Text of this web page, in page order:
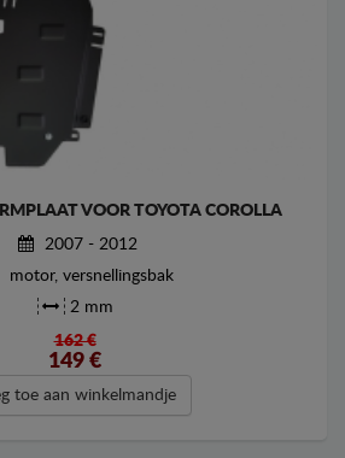
VOOR TOYOTA COROLLA
2007 - 2012
motor, versnellingsbak
2 mm
162 €
149 €
toe aan winkelmandje